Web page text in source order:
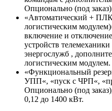
Опционально (под
«Автоматический +
логистическим
включение и
устройств
энергослужб ,
логистическим модулем.
«Функциональный
УПП«, «пуск с ЧРП«,
Опционально (под
0,12 до 1400 кВт.